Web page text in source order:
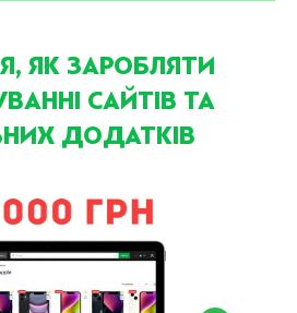
ЯК ЗАРОБЛЯТИ
САЙТІВ ТА
ДОДАТКІВ